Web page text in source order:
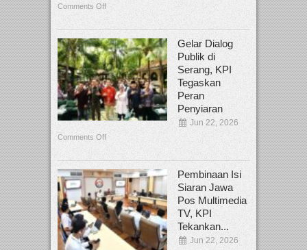
Comments Off
Gelar Dialog
Publik di
Serang, KPI
Tegaskan
Peran
Penyiaran
Jun 22, 2026
Comments Off
Pembinaan Isi
Siaran Jawa
Pos Multimedia
TV, KPI
Tekankan...
Jun 22, 2026